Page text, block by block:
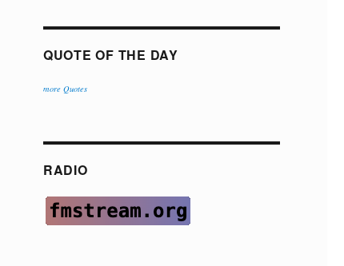
QUOTE OF THE DAY
more Quotes
RADIO